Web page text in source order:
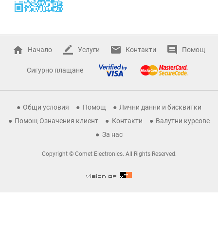
Начало Услуги Контакти Помощ
Сигурно плащане
Общи условия Помощ
Лични данни и бисквитки
Помощ Означения клиент
Контакти
Валутни курсове
За нас
Copyright © Comet Electronics. All Rights Reserved.